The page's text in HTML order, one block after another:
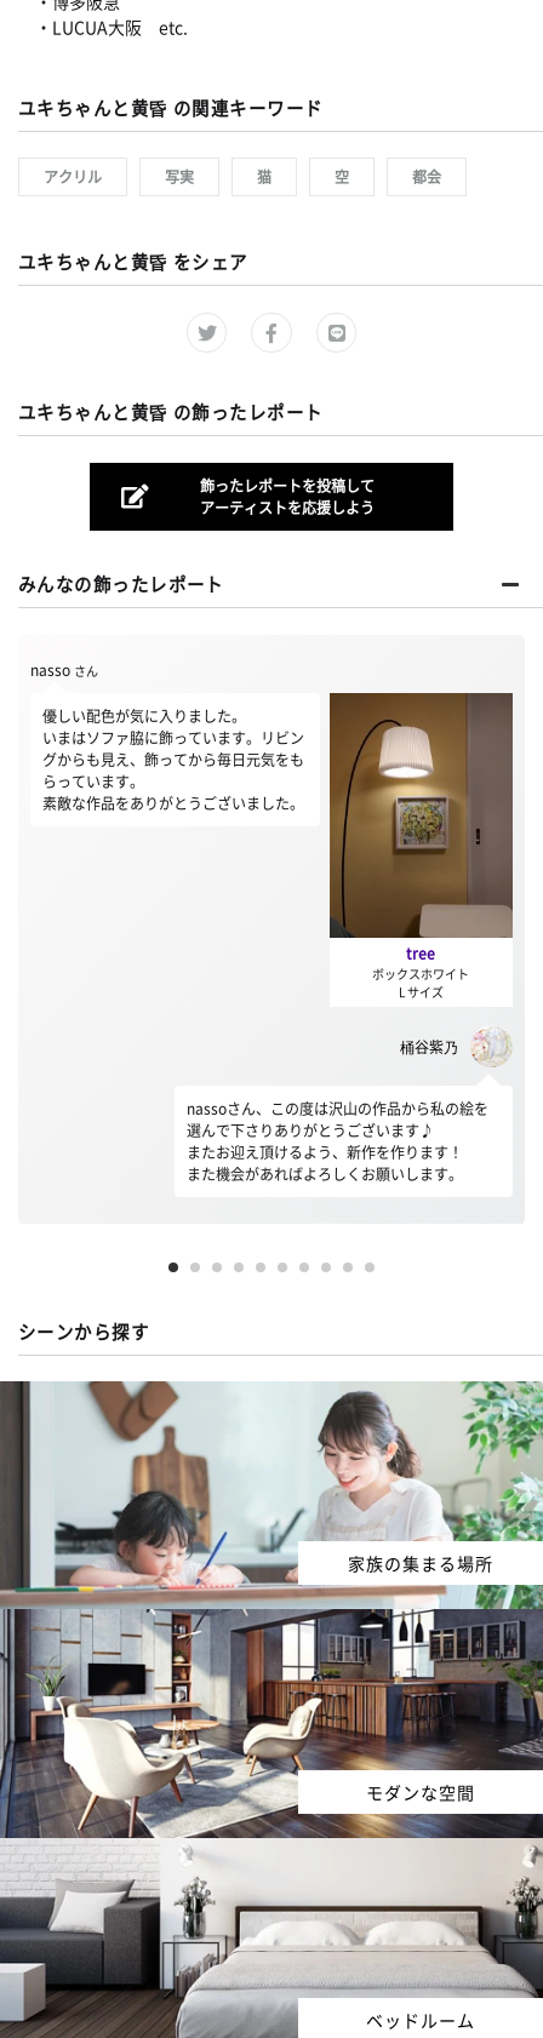
・LUCUA大阪 etc.
ユキちゃんと黄昏 の関連キーワード
アクリル 写実 猫 空 都会
ユキちゃんと黄昏 をシェア
ユキちゃんと黄昏 の飾ったレポート
飾ったレポートを投稿して
アーティストを応援しよう
みんなの飾ったレポート
nasso さん
優しい配色が気に入りました。
いまはソファ脇に飾っています。リビン
グからも見え、飾ってから毎日元気をも
らっています。
素敵な作品をありがとうございました。
tree
ボックスホワイト
L サイズ
桶谷紫乃
nassoさん、この度は沢山の作品から私の絵を
選んで下さりありがとうございます♪
またお迎え頂けるよう、新作を作ります！
また機会があればよろしくお願いします。
シーンから探す
家族の集まる場所
モダンな空間
ベッドルーム